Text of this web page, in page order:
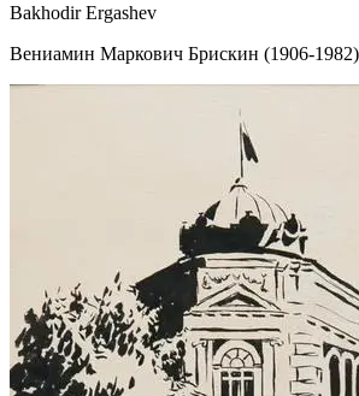
Bakhodir Ergashev
Вениамин Маркович Брискин (1906-